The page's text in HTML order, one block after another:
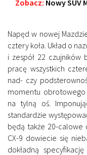
Zobacz: Nowy SUV
Napęd w nowej
cztery koła. Układ o
i zespół 22 czujników
pracę wszystkich
nad- czy
momentu obrotowego
na tylną oś.
standardzie
będą także 20-calowe
CX-9 dowiecie się
dokładną